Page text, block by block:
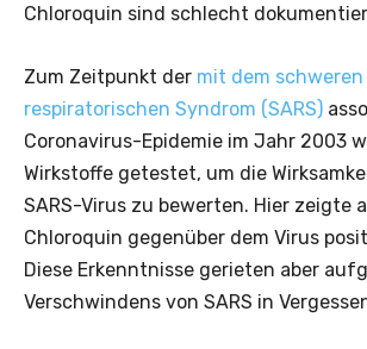
Chloroquin sind schlecht
Zum Zeitpunkt der mit dem
respiratorischen Syndrom (SARS)
Coronavirus-Epidemie im Jahr 2003
Wirkstoffe getestet, um die
SARS-Virus zu bewerten. Hier zeigte
Chloroquin gegenüber dem Virus
Diese Erkenntnisse gerieten aber
Verschwindens von SARS in